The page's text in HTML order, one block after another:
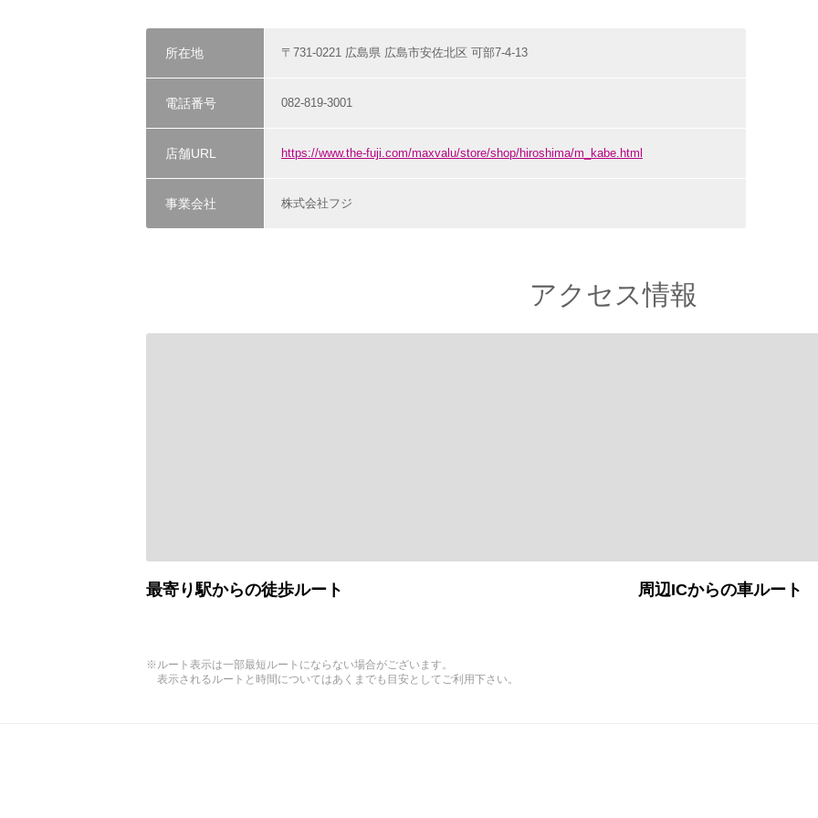
所在地 〒731-0221 広島県 広島市安佐北区 可部7-4-13
電話番号 082-819-3001
店舗URL https://www.the-fuji.com/maxvalu/store/shop/hiroshima/m_kabe.html
事業会社 株式会社フジ
アクセス情報
最寄り駅からの徒歩ルート 周辺ICからの車ルート
※ルート表示は一部最短ルートにならない場合がございます。
表示されるルートと時間についてはあくまでも目安としてご利用下さい。